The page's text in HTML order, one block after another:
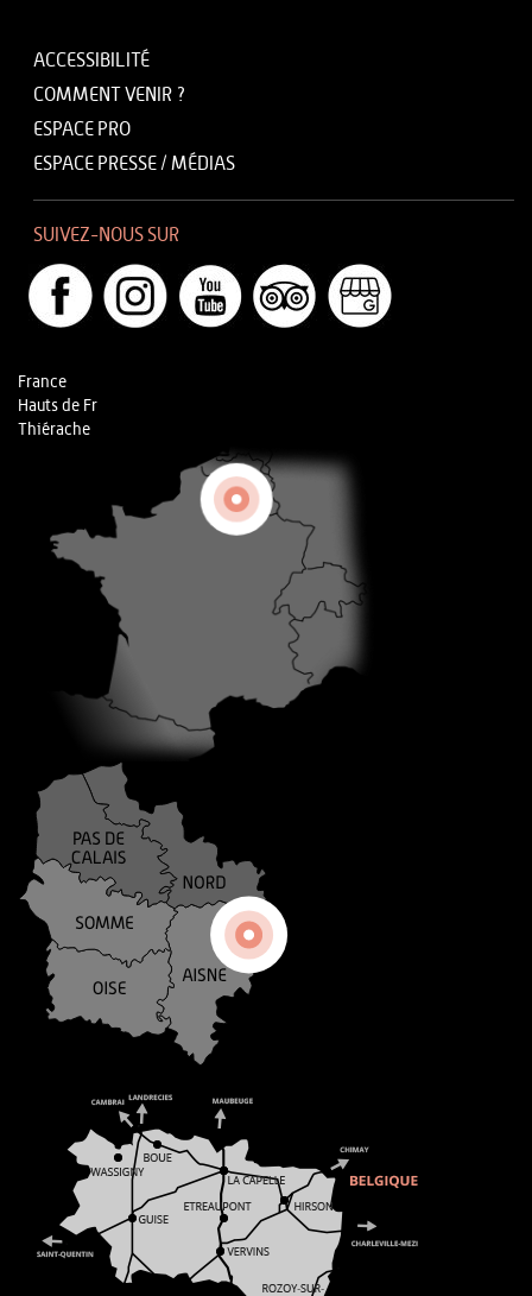
ACCESSIBILITÉ
COMMENT VENIR ?
ESPACE PRO
ESPACE PRESSE / MÉDIAS
SUIVEZ-NOUS SUR
France
Hauts de Fr
Thiérache